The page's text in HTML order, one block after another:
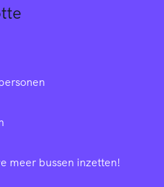
meer bussen inzetten!